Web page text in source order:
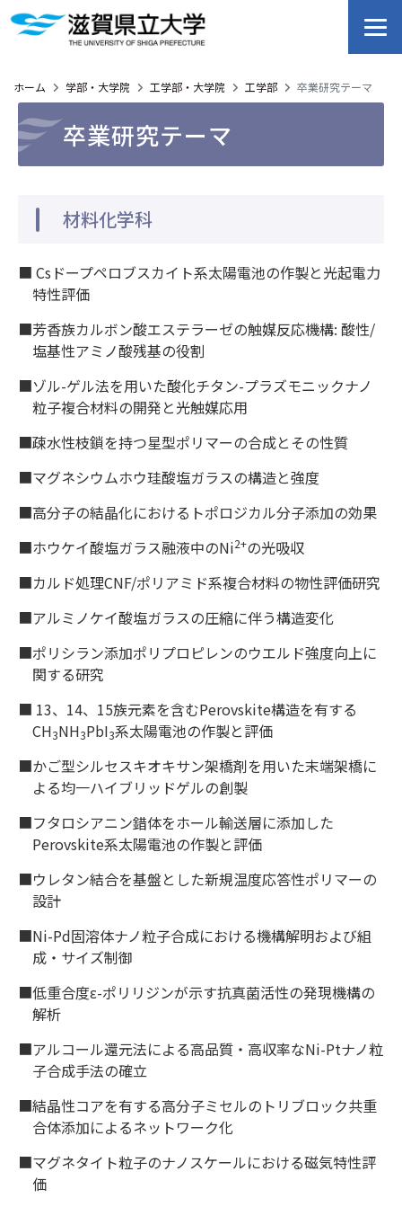
ホーム 学部・大学院 工学部・大学院 工学部 卒業研究テーマ
卒業研究テーマ
材料化学科
■ Csドープペロブスカイト系太陽電池の作製と光起電力
特性評価
■芳香族カルボン酸エステラーゼの触媒反応機構: 酸性/
塩基性アミノ酸残基の役割
■ゾル-ゲル法を用いた酸化チタン-プラズモニックナノ
粒子複合材料の開発と光触媒応用
■疎水性枝鎖を持つ星型ポリマーの合成とその性質
■マグネシウムホウ珪酸塩ガラスの構造と強度
■高分子の結晶化におけるトポロジカル分子添加の効果
■ホウケイ酸塩ガラス融液中のNi2+の光吸収
■カルド処理CNF/ポリアミド系複合材料の物性評価研究
■アルミノケイ酸塩ガラスの圧縮に伴う構造変化
■ポリシラン添加ポリプロピレンのウエルド強度向上に
関する研究
■ 13、14、15族元素を含むPerovskite構造を有する
CH3NH3PbI3系太陽電池の作製と評価
■かご型シルセスキオキサン架橋剤を用いた末端架橋に
よる均一ハイブリッドゲルの創製
■フタロシアニン錯体をホール輸送層に添加した
Perovskite系太陽電池の作製と評価
■ウレタン結合を基盤とした新規温度応答性ポリマーの
設計
■Ni-Pd固溶体ナノ粒子合成における機構解明および組
成・サイズ制御
■低重合度ε-ポリリジンが示す抗真菌活性の発現機構の
解析
■アルコール還元法による高品質・高収率なNi-Ptナノ粒
子合成手法の確立
■結晶性コアを有する高分子ミセルのトリブロック共重
合体添加によるネットワーク化
■マグネタイト粒子のナノスケールにおける磁気特性評
価